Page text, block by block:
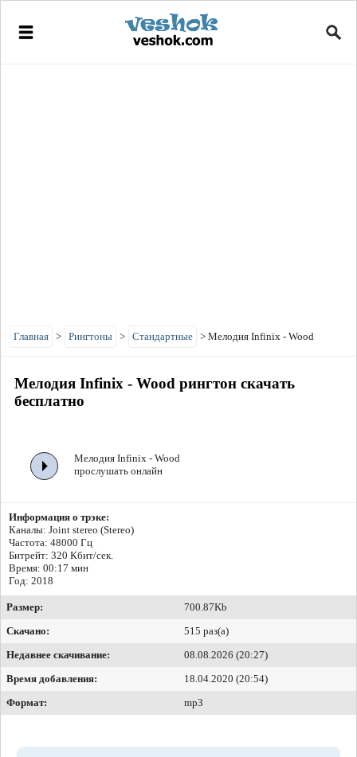
Главная > Рингтоны > Стандартные > Мелодия Infinix - Wood
Мелодия Infinix - Wood рингтон скачать
бесплатно
Мелодия Infinix - Wood
прослушать онлайн
Информация о трэке:
Каналы: Joint stereo (Stereo)
Частота: 48000 Гц
Битрейт: 320 Кбит/сек.
Время: 00:17 мин
Год: 2018
Размер:
700.87Kb
Скачано:
515 раз(а)
Недавнее скачивание:
08.08.2026 (20:27)
Время добавления:
18.04.2020 (20:54)
Формат:
mp3